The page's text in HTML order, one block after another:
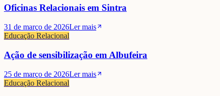
Oficinas Relacionais em Sintra
31 de março de 2026Ler mais
Educação Relacional
Ação de sensibilização em Albufeira
25 de março de 2026Ler mais
Educação Relacional